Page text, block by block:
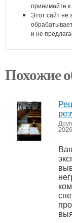
принимайте
Этот сайт не
и не
Похожие
2026